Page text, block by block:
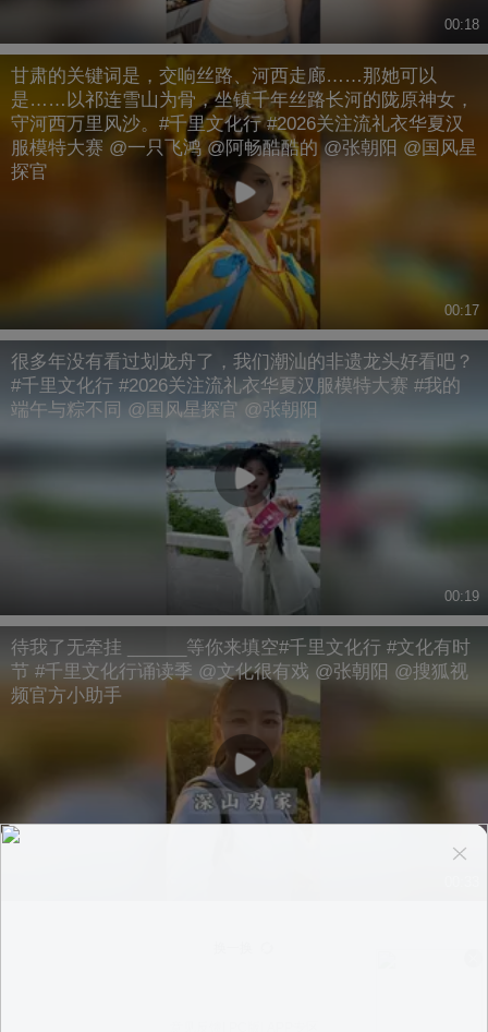
00:18
甘肃的关键词是，交响丝路、河西走廊……那她可以
是……以祁连雪山为骨，坐镇千年丝路长河的陇原神女，
守河西万里风沙。#千里文化行 #2026关注流礼衣华夏汉
服模特大赛 @一只飞鸿 @阿畅酷酷的 @张朝阳 @国风星
探官
00:17
很多年没有看过划龙舟了，我们潮汕的非遗龙头好看吧？
#千里文化行 #2026关注流礼衣华夏汉服模特大赛 #我的
端午与粽不同 @国风星探官 @张朝阳
00:19
待我了无牵挂 ______等你来填空#千里文化行 #文化有时
节 #千里文化行诵读季 @文化很有戏 @张朝阳 @搜狐视
频官方小助手